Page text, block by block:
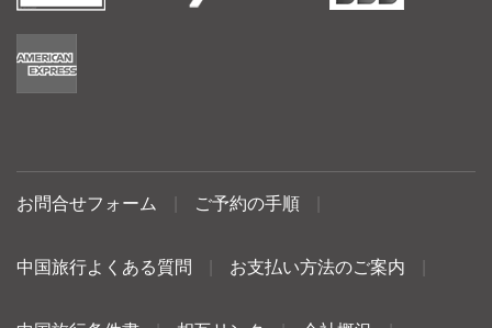
お問合せフォーム ご予約の手順
中国旅行よくある質問 お支払い方法のご案内